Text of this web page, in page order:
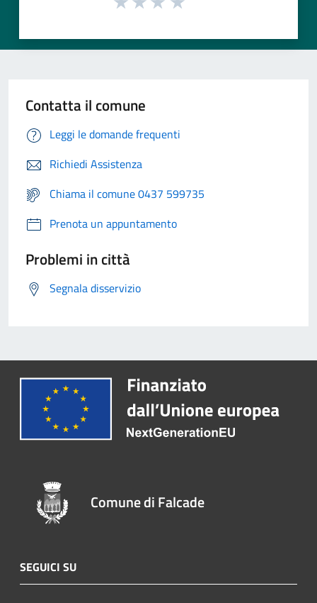
Contatta il comune
Leggi le domande frequenti
Richiedi Assistenza
Chiama il comune 0437 599735
Prenota un appuntamento
Problemi in città
Segnala disservizio
Comune di Falcade
SEGUICI SU